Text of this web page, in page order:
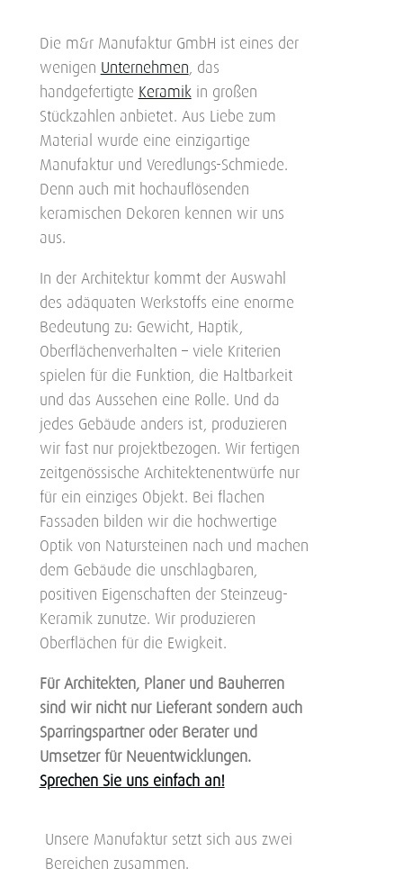
Die m&r Manufaktur GmbH ist eines der
wenigen Unternehmen, das
handgefertigte Keramikin großen
Stückzahlen anbietet. Aus Liebe zum
Material wurde eine einzigartige
Manufaktur und Veredlungs-Schmiede.
Denn auch mit hochauflösenden
keramischen Dekoren kennen wir uns
aus.
In der Architektur kommt der Auswahl
des adäquaten Werkstoffs eine enorme
Bedeutung zu: Gewicht, Haptik,
Oberflächenverhalten – viele Kriterien
spielen für die Funktion, die Haltbarkeit
und das Aussehen eine Rolle. Und da
jedes Gebäude anders ist, produzieren
wir fast nur projektbezogen. Wir fertigen
zeitgenössische Architektenentwürfe nur
für ein einziges Objekt. Bei flachen
Fassaden bilden wir die hochwertige
Optik von Natursteinen nach und machen
dem Gebäude die unschlagbaren,
positiven Eigenschaften der Steinzeug-
Keramik zunutze. Wir produzieren
Oberflächen für die Ewigkeit.
Für Architekten, Planer und Bauherren
sind wir nicht nur Lieferant sondern auch
Sparringspartner oder Berater und
Umsetzer für Neuentwicklungen.
Sprechen Sie uns einfach an!
Unsere Manufaktur setzt sich aus zwei
Bereichen zusammen.